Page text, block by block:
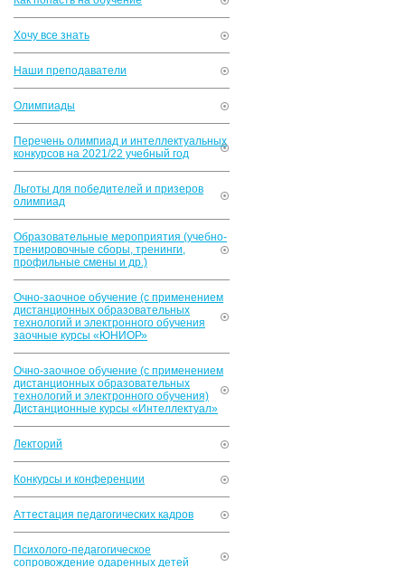
Хочу все знать
Наши преподаватели
Олимпиады
Перечень олимпиад и интеллектуальных
конкурсов на 2021/22 учебный год
Льготы для победителей и призеров
олимпиад
Образовательные мероприятия (учебно-
тренировочные сборы, тренинги,
профильные смены и др.)
Очно-заочное обучение (с применением
дистанционных образовательных
технологий и электронного обучения
заочные курсы «ЮНИОР»
Очно-заочное обучение (с применением
дистанционных образовательных
технологий и электронного обучения)
Дистанционные курсы «Интеллектуал»
Лекторий
Конкурсы и конференции
Аттестация педагогических кадров
Психолого-педагогическое
сопровождение одаренных детей